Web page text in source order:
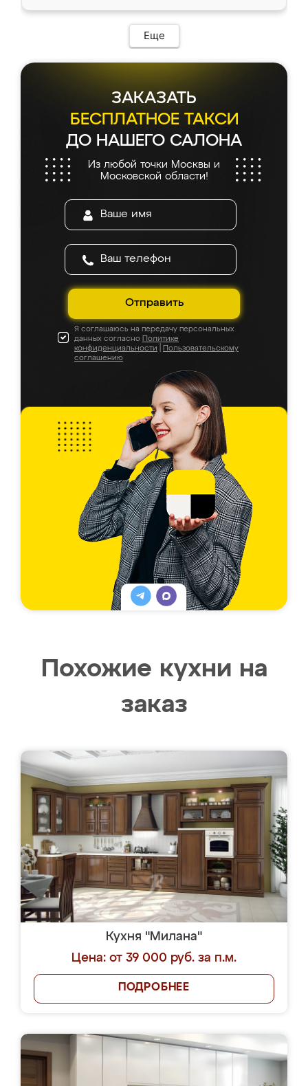
мебель сразу встала на свое место без
каких-либо доработок. Качеством осталась
довольна, все выглядит так, как и ожидала.
Еще
ЗАКАЗАТЬ
БЕСПЛАТНОЕ ТАКСИ
ДО НАШЕГО САЛОНА
Из любой точки Москвы и
Московской области!
Отправить
Я соглашаюсь на передачу персональных
данных согласно Политике
конфиденциальности
Пользовательскому
соглашению
Похожие кухни на
заказ
Кухня "Милана"
Цена: от 39 000 руб. за п.м.
ПОДРОБНЕЕ